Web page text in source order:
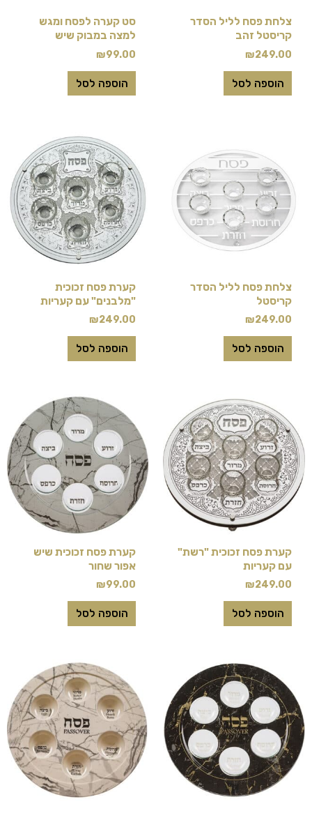
צלחת פסח לליל הסדר
קריסטל זהב
₪249.00
הוספה לסל
סט קערה לפסח ומגש
למצה במבוק שיש
₪99.00
הוספה לסל
צלחת פסח לליל הסדר
קריסטל
₪249.00
הוספה לסל
קערת פסח זכוכית
"מלבנים" עם קעריות
₪249.00
הוספה לסל
קערת פסח זכוכית "רשת"
עם קעריות
₪249.00
הוספה לסל
קערת פסח זכוכית שיש
אפור שחור
₪99.00
הוספה לסל